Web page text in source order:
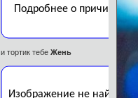
и тортик тебеЖень